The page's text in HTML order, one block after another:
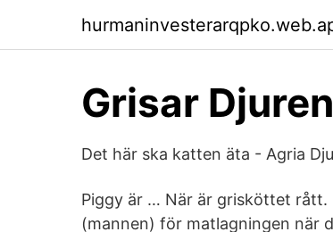
Grisar
Det här ska katten äta - Agria
Piggy är … När är grisköttet rått.
(mannen) för matlagningen när